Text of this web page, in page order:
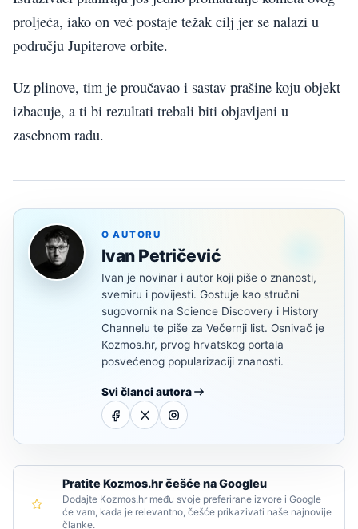
proljeća, iako on već postaje težak cilj jer se nalazi u
području Jupiterove orbite.
Uz plinove, tim je proučavao i sastav prašine koju objekt
izbacuje, a ti bi rezultati trebali biti objavljeni u
zasebnom radu.
O AUTORU
Ivan Petričević
Ivan je novinar i autor koji piše o znanosti,
svemiru i povijesti. Gostuje kao stručni
sugovornik na Science Discovery i History
Channelu te piše za Večernji list. Osnivač je
Kozmos.hr, prvog hrvatskog portala
posvećenog popularizaciji znanosti.
Svi članci autora
Pratite Kozmos.hr češće na Googleu
Dodajte Kozmos.hr među svoje preferirane izvore i Google
će vam, kada je relevantno, češće prikazivati naše najnovije
članke.